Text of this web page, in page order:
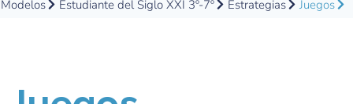
Modelos Estudiante del Siglo XXI 3º-7º Estrategias Juegos